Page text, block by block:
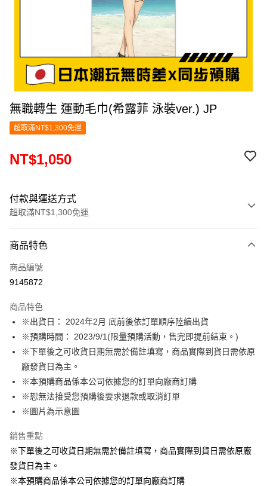
無職轉生 運動毛巾(希露菲 泳裝ver.) JP
超取滿NT$1,300免運
NT$1,050
付款與運送方式
超取滿NT$1,300免運
信用卡一次付款
超商取貨付款
Apple Pay
悠遊付
Google Pay
ATM付款
貨到付款
運送方式
全家取貨付款
每筆NT$65，滿NT$1,300(含以上)免運費
商品特色
商品編號
9145872
商品特色
※出貨日： 2024年2月 底前後依訂單順序陸續出貨
※預購時間： 2023/9/1(限量預購活動，售完即提前結束。)
※下單後之可收貨日期無需於備註填寫，商品實際到貨日需依原
廠發貨日為主。
※本預購商品係本公司依據您的訂單向廠商訂購
※恕無法接受您預購後要求退款或取消訂單
※圖片為示意圖
銷售重點
※下單後之可收貨日期無需於備註填寫，商品實際到貨日需依原廠
發貨日為主。
※本預購商品係本公司依據您的訂單向廠商訂購